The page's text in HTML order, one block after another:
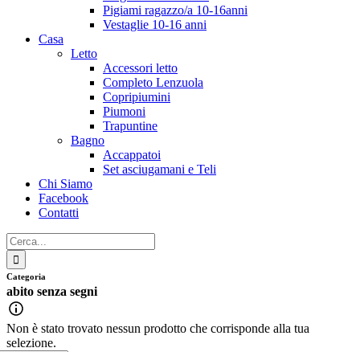
Pigiami ragazzo/a 10-16anni
Vestaglie 10-16 anni
Casa
Letto
Accessori letto
Completo Lenzuola
Copripiumini
Piumoni
Trapuntine
Bagno
Accappatoi
Set asciugamani e Teli
Chi Siamo
Facebook
Contatti
Cerca
per:
Categoria
abito senza segni
Non è stato trovato nessun prodotto che corrisponde alla tua
selezione.